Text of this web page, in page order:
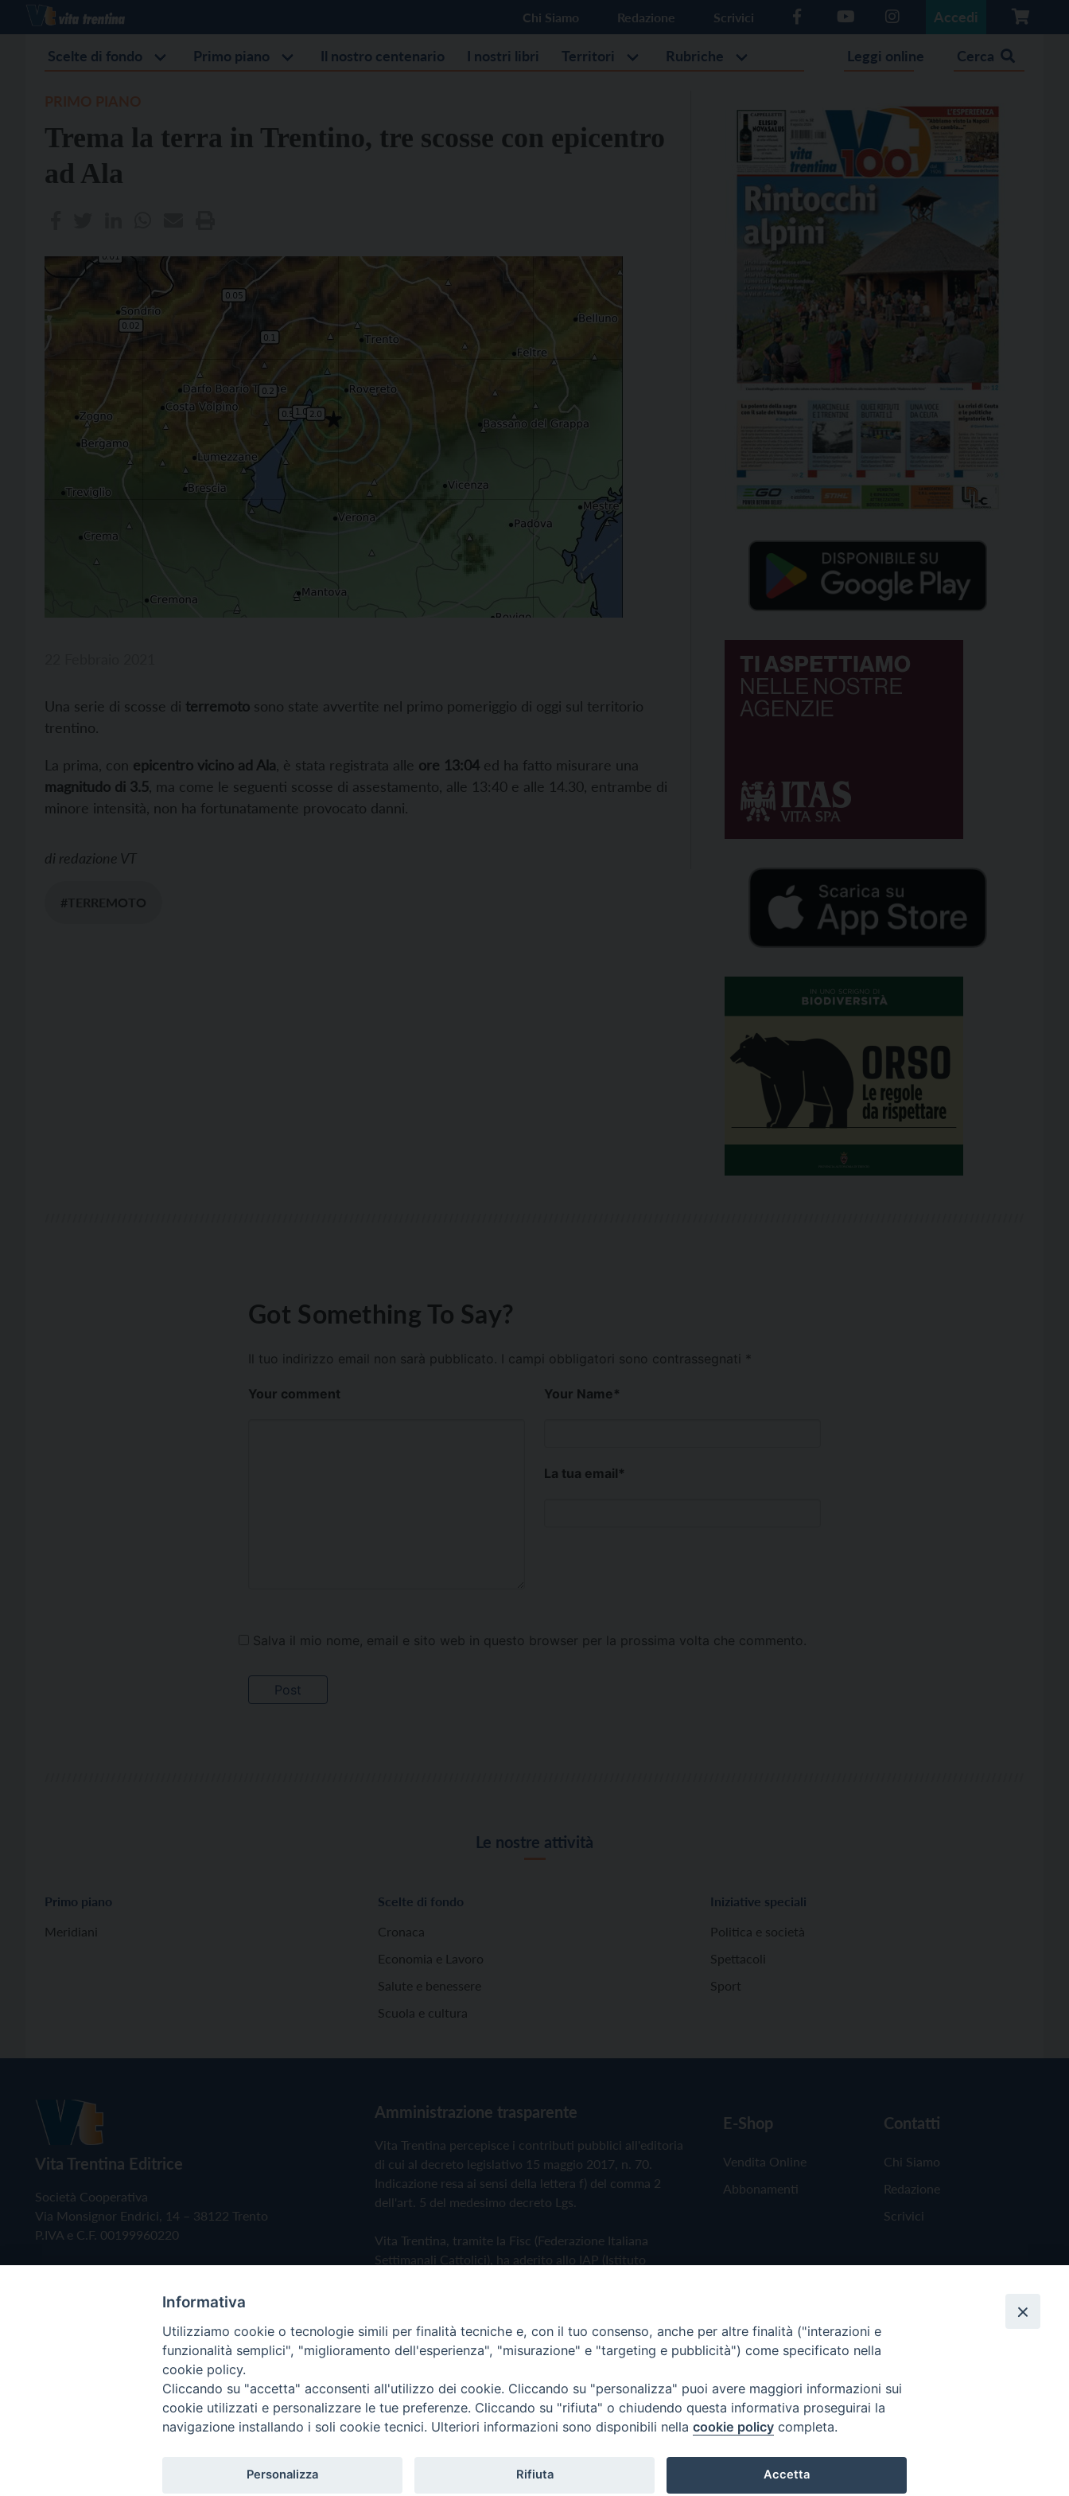
Chi Siamo Redazione Scrivici Accedi
Scelte di fondo Primo piano Il nostro centenario I nostri libri Territori Rubriche Leggi online Cerca
Trema la terra in Trentino, tre scosse con epicentro
ad Ala
Una serie di scosse di terremoto sono state avvertite nel primo pomeriggio di oggi sul territorio
trentino.
La prima, con epicentro vicino ad Ala , è stata registrata alle ore 13:04 ed ha fatto misurare una
magnitudo di 3.5 , ma come le seguenti scosse di assestamento, alle 13:40 e alle 14.30, entrambe di
minore intensità, non ha fortunatamente provocato danni.
di redazione VT
#TERREMOTO
Got Something To Say?
Il tuo indirizzo email non sarà pubblicato. I campi obbligatori sono contrassegnati *
Your comment Your Name*
La tua email*
Salva il mio nome, email e sito web in questo browser per la prossima volta che commento.
Le nostre attività
Primo piano
Meridiani
Scelte di fondo
Cronaca
Economia e Lavoro
Salute e benessere
Scuola e cultura
Iniziative speciali
Politica e società
Spettacoli
Sport
Vita Trentina Editrice
Società Cooperativa
Via Monsignor Endrici, 14 – 38122 Trento
P.IVA e C.F. 00199960220
Amministrazione trasparente
Vita Trentina percepisce i contributi pubblici all'editoria
di cui al decreto legislativo 15 maggio 2017, n. 70.
Indicazione resa ai sensi della lettera f) del comma 2
dell'art. 5 del medesimo decreto Lgs.
Vita Trentina, tramite la Fisc (Federazione Italiana
Settimanali Cattolici), ha aderito allo IAP (Istituto
Privacy Policy Cookie Policy
E-Shop
Vendita Online
Abbonamenti
Contatti
Chi Siamo
Redazione
Scrivici
Copyright © 2019 - Tutti i diritti riservati - Vita Trentina Editrice
Informativa
Utilizziamo cookie o tecnologie simili per finalità tecniche e, con il tuo consenso, anche per altre finalità ("interazioni e
funzionalità semplici", "miglioramento dell'esperienza", "misurazione" e "targeting e pubblicità") come specificato nella
cookie policy.
Cliccando su "accetta" acconsenti all'utilizzo dei cookie. Cliccando su "personalizza" puoi avere maggiori informazioni sui
cookie utilizzati e personalizzare le tue preferenze. Cliccando su "rifiuta" o chiudendo questa informativa proseguirai la
navigazione installando i soli cookie tecnici. Ulteriori informazioni sono disponibili nella cookie policy completa.
Personalizza Rifiuta Accetta